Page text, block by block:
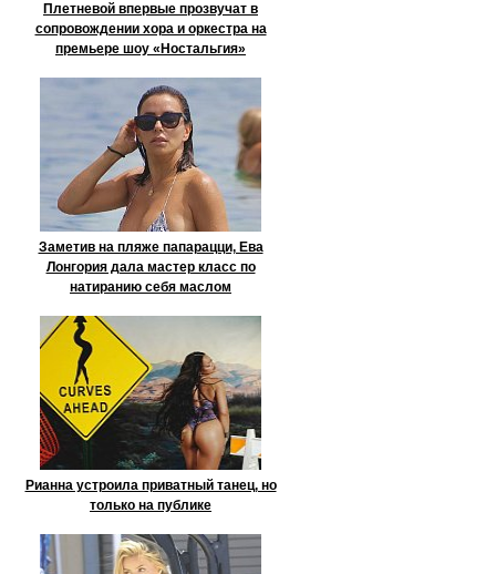
Плетневой впервые прозвучат в
сопровождении хора и оркестра на
премьере шоу «Ностальгия»
Заметив на пляже папарацци, Ева
Лонгория дала мастер класс по
натиранию себя маслом
Рианна устроила приватный танец, но
только на публике